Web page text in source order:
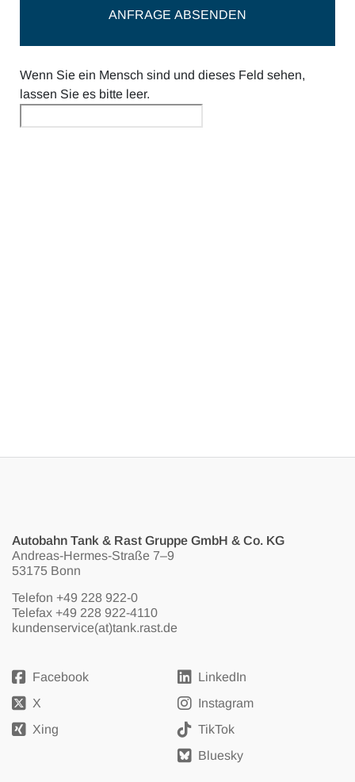
Wenn Sie ein Mensch sind und dieses Feld sehen,
lassen Sie es bitte leer.
Autobahn Tank & Rast Gruppe GmbH & Co. KG
Andreas-Hermes-Straße 7–9
53175 Bonn
Telefon +49 228 922-0
Telefax +49 228 922-4110
kundenservice(at)tank.rast.de
Facebook
LinkedIn
X
Instagram
Xing
TikTok
Bluesky